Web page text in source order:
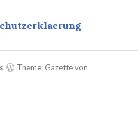
Theme: Gazette von